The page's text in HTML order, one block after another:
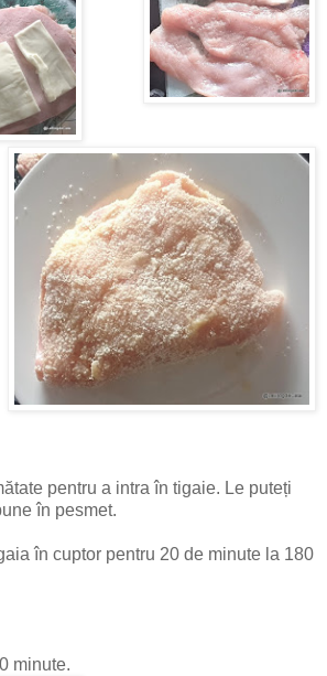
pentru a intra în tigaie. Le puteți
în pesmet.
în cuptor pentru 20 de minute la 180
minute.